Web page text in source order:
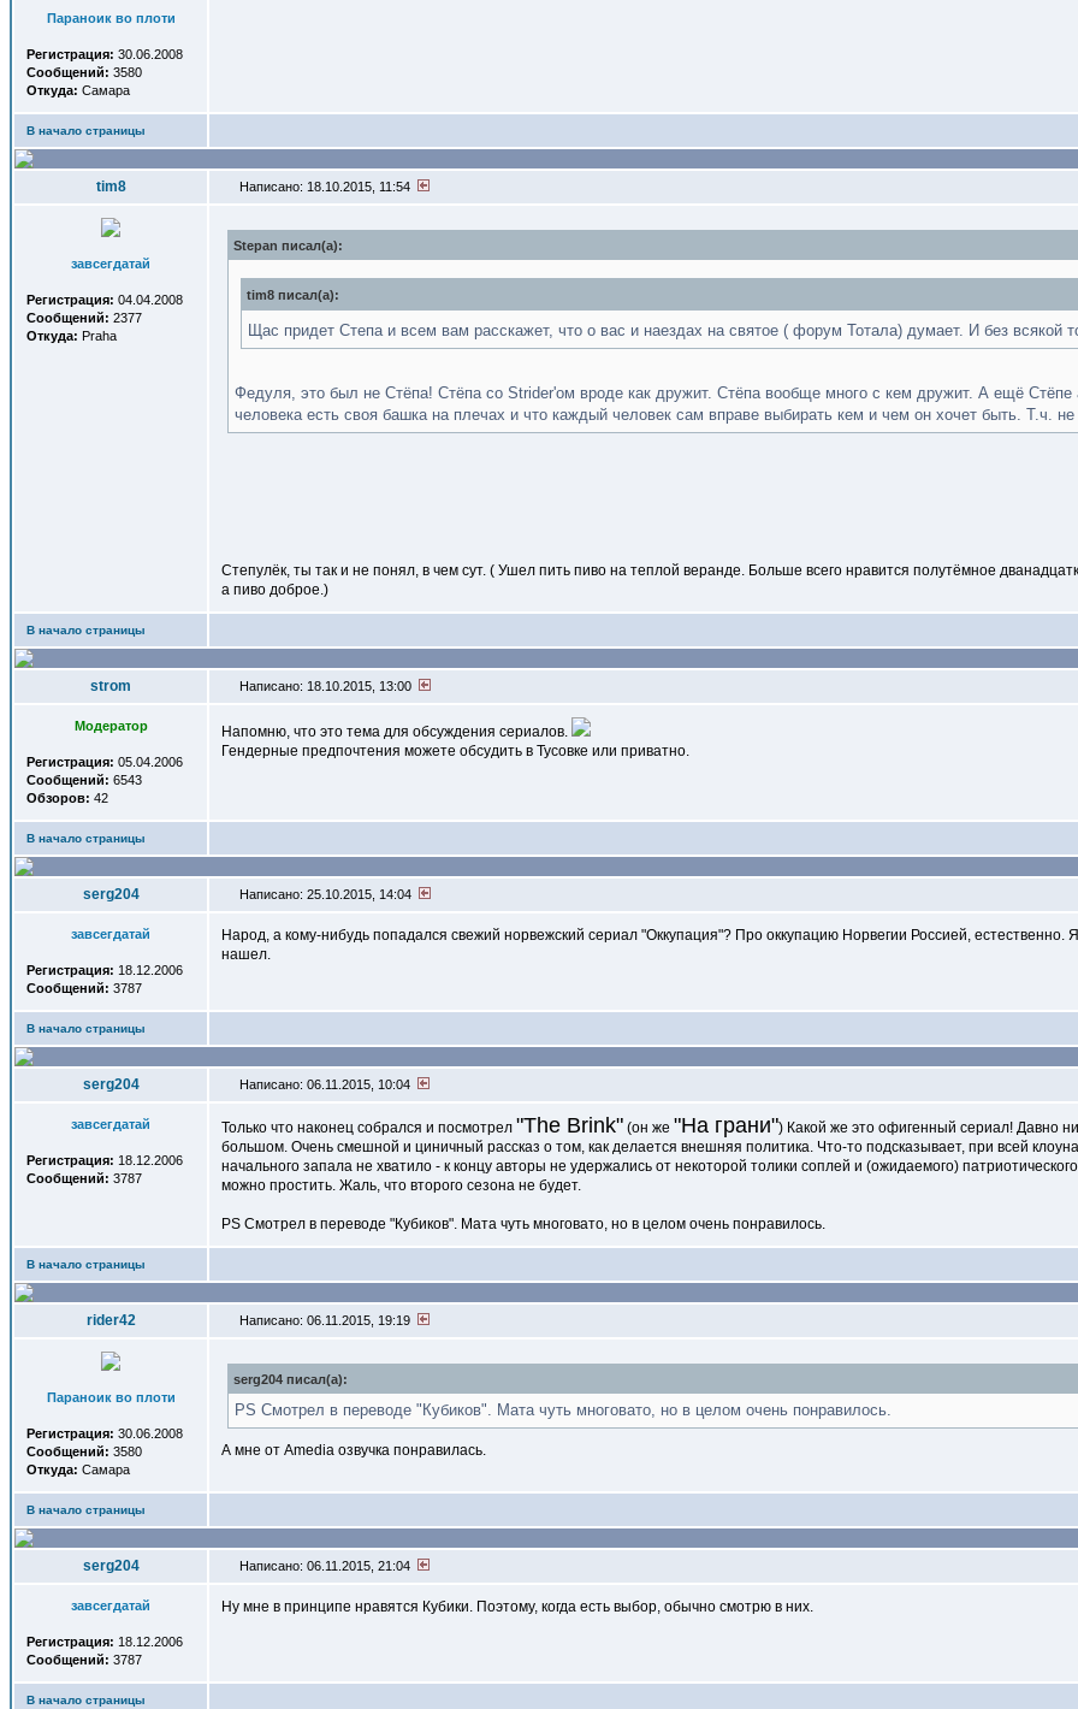
Параноик во плоти
Регистрация: 30.06.2008
Сообщений: 3580
Откуда: Самара
В начало страницы
tim8 Написано: 18.10.2015, 11:54
завсегдатай
Регистрация: 04.04.2008
Сообщений: 2377
Откуда: Praha
Stepan писал(a):
tim8 писал(a):
Щас придет Степа и всем вам расскажет, что о вас и наездах на святое ( форум Тотала) думает. И без всякой
Федуля, это был не Стёпа! Стёпа со Strider'ом вроде как дружит. Стёпа вообще много с кем дружит. А ещё
человека есть своя башка на плечах и что каждый человек сам вправе выбирать кем и чем он хочет быть. Т.ч.
Степулёк, ты так и не понял, в чем сут. ( Ушел пить пиво на теплой веранде. Больше всего нравится полутёмное
а пиво доброе.)
В начало страницы
strom Написано: 18.10.2015, 13:00
Модератор
Регистрация: 05.04.2006
Сообщений: 6543
Обзоров: 42
Напомню, что это тема для обсуждения сериалов.
Гендерные предпочтения можете обсудить в Тусовке или приватно.
В начало страницы
serg204 Написано: 25.10.2015, 14:04
завсегдатай
Регистрация: 18.12.2006
Сообщений: 3787
Народ, а кому-нибудь попадался свежий норвежский сериал "Оккупация"? Про оккупацию Норвегии Россией,
нашел.
В начало страницы
serg204 Написано: 06.11.2015, 10:04
завсегдатай
Регистрация: 18.12.2006
Сообщений: 3787
Только что наконец собрался и посмотрел "The Brink" (он же "На грани") Какой же это офигенный сериал! Давно
большом. Очень смешной и циничный рассказ о том, как делается внешняя политика. Что-то подсказывает, при всей
начального запала не хватило - к концу авторы не удержались от некоторой толики соплей и (ожидаемого)
можно простить. Жаль, что второго сезона не будет.
PS Смотрел в переводе "Кубиков". Мата чуть многовато, но в целом очень понравилось.
В начало страницы
rider42 Написано: 06.11.2015, 19:19
Параноик во плоти
Регистрация: 30.06.2008
Сообщений: 3580
Откуда: Самара
serg204 писал(a):
PS Смотрел в переводе "Кубиков". Мата чуть многовато, но в целом очень понравилось.
А мне от Amedia озвучка понравилась.
В начало страницы
serg204 Написано: 06.11.2015, 21:04
завсегдатай
Регистрация: 18.12.2006
Сообщений: 3787
Ну мне в принципе нравятся Кубики. Поэтому, когда есть выбор, обычно смотрю в них.
В начало страницы